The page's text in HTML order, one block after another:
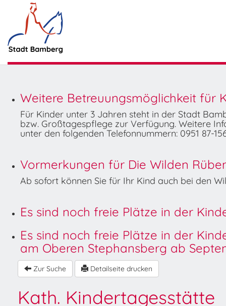
Weitere Betreuungsmöglichkeit für
Für Kinder unter 3 Jahren steht in der Stadt
bzw. Großtagespflege zur Verfügung. Weitere
unter den folgenden Telefonnummern: 0951 87-
Vormerkungen für Die Wilden
Ab sofort können Sie für Ihr Kind auch bei den
Es sind noch freie Plätze in der
Es sind noch freie Plätze in der
am Oberen Stephansberg ab
Zur Suche Detailseite drucken
Kath. Kindertagesstätte